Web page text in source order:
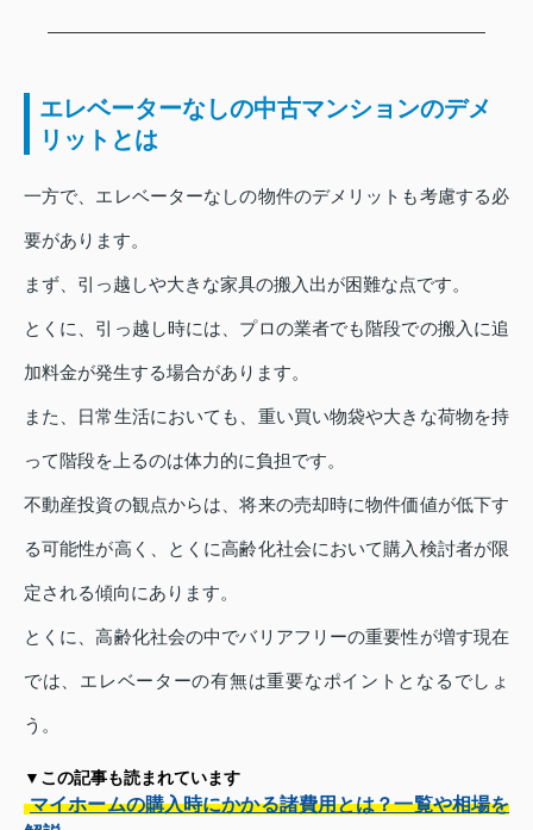
エレベーターなしの中古マンションのデメ
リットとは
一方で、エレベーターなしの物件のデメリットも考慮する必
要があります。
まず、引っ越しや大きな家具の搬入出が困難な点です。
とくに、引っ越し時には、プロの業者でも階段での搬入に追
加料金が発生する場合があります。
また、日常生活においても、重い買い物袋や大きな荷物を持
って階段を上るのは体力的に負担です。
不動産投資の観点からは、将来の売却時に物件価値が低下す
る可能性が高く、とくに高齢化社会において購入検討者が限
定される傾向にあります。
とくに、高齢化社会の中でバリアフリーの重要性が増す現在
では、エレベーターの有無は重要なポイントとなるでしょ
う。
▼この記事も読まれています
マイホームの購入時にかかる諸費用とは？一覧や相場を